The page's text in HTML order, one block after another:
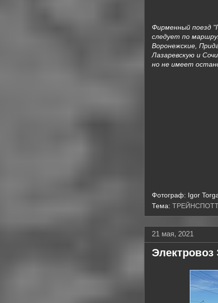
Фирменный поезд
следует по
Воронежские,
Лазаревскую и
но не имеет
Фотограф: Igor
Тема:
21 мая, 2021
Электровоз